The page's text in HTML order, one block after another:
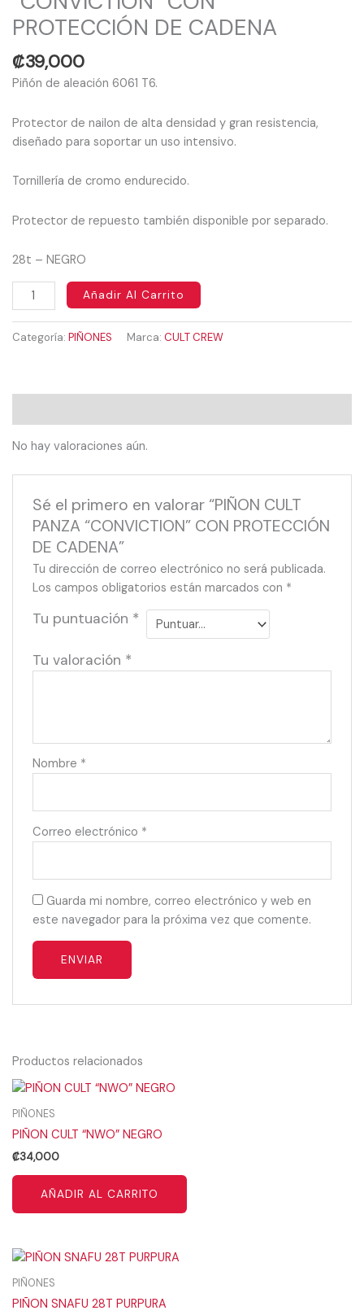
PROTECCIÓN DE CADENA
₡39,000
Piñón de aleación 6061 T6.
Protector de nailon de alta densidad y gran resistencia,
diseñado para soportar un uso intensivo.
Tornillería de cromo endurecido.
Protector de repuesto también disponible por separado.
28t – NEGRO
Añadir Al Carrito
Categoría: PIÑONES Marca: CULT CREW
No hay valoraciones aún.
Sé el primero en valorar “PIÑON CULT
PANZA “CONVICTION” CON PROTECCIÓN
DE CADENA”
Tu dirección de correo electrónico no será publicada.
Los campos obligatorios están marcados con *
Tu puntuación *
Tu valoración *
Nombre *
Correo electrónico *
Guarda mi nombre, correo electrónico y web en
este navegador para la próxima vez que comente.
Productos relacionados
PIÑONES
PIÑON CULT “NWO” NEGRO
₡34,000
AÑADIR AL CARRITO
PIÑONES
PIÑON SNAFU 28T PURPURA